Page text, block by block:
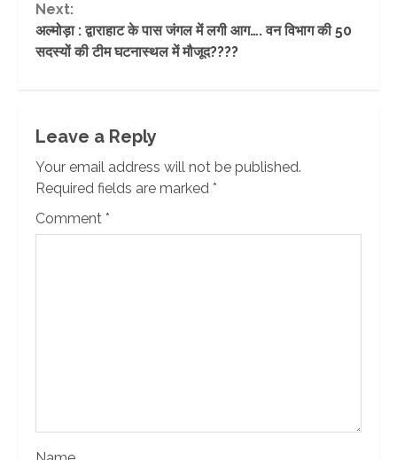
Next:
अल्मोड़ा : द्वाराहाट के पास जंगल में लगी आग…. वन विभाग की 50
सदस्यों की टीम घटनास्थल में मौजूद????
Leave a Reply
Your email address will not be published.
Required fields are marked *
Comment *